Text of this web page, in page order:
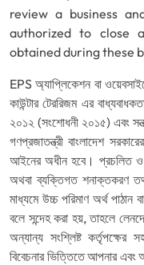
review a business
authorized to close
obtained during these
EPS অ্যাপ্লিকেশন বা
কাউন্টার টেররিজম এর
২০১২ (সংশোধনী ২০১৫) এবং
গণপ্রজাতন্ত্রী বাংলাদেশ
আইনের অধীন হবে। প্রচলিত
অথবা ব্যক্তিগত শনাক্তকরণ
মাধ্যমে উচ্চ পরিমাণ অর্থ
বলে সন্দেহ করা হয়, তাহলে
অন্যান্য সংশ্লিষ্ট কর্তৃপক্ষের
বিবেচনার ভিত্তিতে আপনার